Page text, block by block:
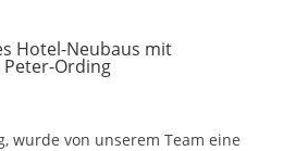
Hotel-Neubaus mit
Peter-Ording
wurde von unserem Team eine